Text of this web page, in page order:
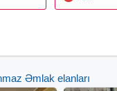
Əmlak elanları